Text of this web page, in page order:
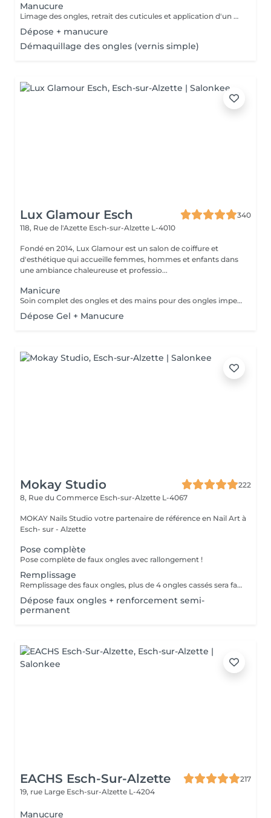
Manucure
Limage des ongles, retrait des cuticules et application d'un vernis protecteur si besoin.
Dépose + manucure
Démaquillage des ongles (vernis simple)
Lux Glamour Esch
340
118, Rue de l'Azette Esch-sur-Alzette L-4010
Fondé en 2014, Lux Glamour est un salon de coiffure et
d'esthétique qui accueille femmes, hommes et enfants dans
une ambiance chaleureuse et professio...
Manicure
Soin complet des ongles et des mains pour des ongles impeccables et une peau douce. Choisissez entre finition classique, vernis ou nail art pour sublimer vos mains avec élégance.
Dépose Gel + Manucure
Mokay Studio
222
8, Rue du Commerce Esch-sur-Alzette L-4067
MOKAY Nails Studio votre partenaire de référence en Nail Art à
Esch- sur - Alzette
Pose complète
Pose complète de faux ongles avec rallongement !
Remplissage
Remplissage des faux ongles, plus de 4 ongles cassés sera facturé une nouvelle pose !Le remplissage doit être effectué dans les 4 semaines à compter du jour de la pose, les 4 semaines dépassées vous sera facturé un supplément de 10€! Tout changement de format vous sera également facturé !
Dépose faux ongles + renforcement semi-
permanent
EACHS Esch-Sur-Alzette
217
19, rue Large Esch-sur-Alzette L-4204
Manucure